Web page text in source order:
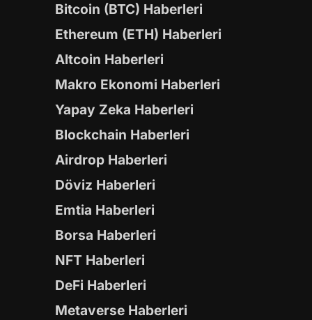
Bitcoin (BTC) Haberleri
Ethereum (ETH) Haberleri
Altcoin Haberleri
Makro Ekonomi Haberleri
Yapay Zeka Haberleri
Blockchain Haberleri
Airdrop Haberleri
Döviz Haberleri
Emtia Haberleri
Borsa Haberleri
NFT Haberleri
DeFi Haberleri
Metaverse Haberleri